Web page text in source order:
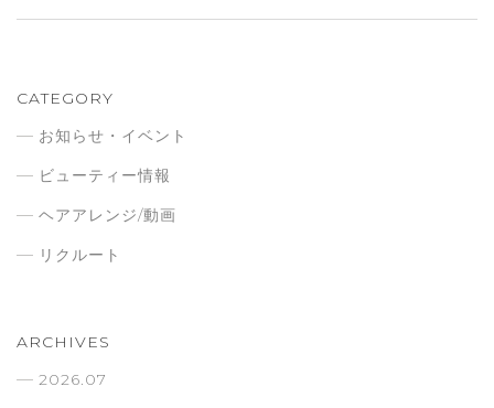
CATEGORY
お知らせ・イベント
ビューティー情報
ヘアアレンジ/動画
リクルート
ARCHIVES
2026.07